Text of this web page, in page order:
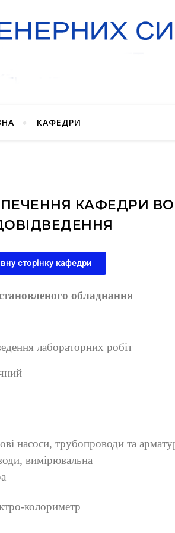
КАФЕДРИ
КАФЕДРИ
сторінку кафедри
обладнання
лабораторних робіт
насоси, трубопроводи та
вимірювальна
колориметр